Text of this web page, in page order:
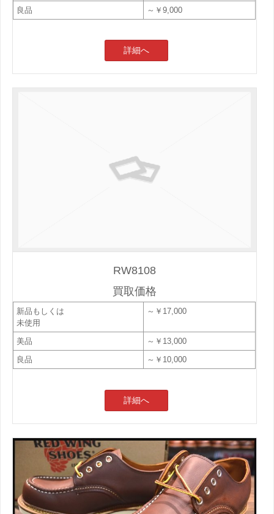
良品
～￥9,000
詳細へ
RW8108
買取価格
新品もしくは
未使用
～￥17,000
美品
～￥13,000
良品
～￥10,000
詳細へ